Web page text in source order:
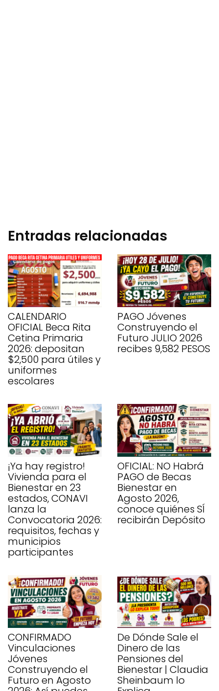
Entradas relacionadas
CALENDARIO
OFICIAL Beca Rita
Cetina Primaria
2026: depositan
$2,500 para útiles y
uniformes
escolares
PAGO Jóvenes
Construyendo el
Futuro JULIO 2026
recibes 9,582 PESOS
¡Ya hay registro!
Vivienda para el
Bienestar en 23
estados, CONAVI
lanza la
Convocatoria 2026:
requisitos, fechas y
municipios
participantes
OFICIAL: NO Habrá
PAGO de Becas
Bienestar en
Agosto 2026,
conoce quiénes SÍ
recibirán Depósito
CONFIRMADO
Vinculaciones
Jóvenes
Construyendo el
Futuro en Agosto
De Dónde Sale el
Dinero de las
Pensiones del
Bienestar | Claudia
Sheinbaum lo